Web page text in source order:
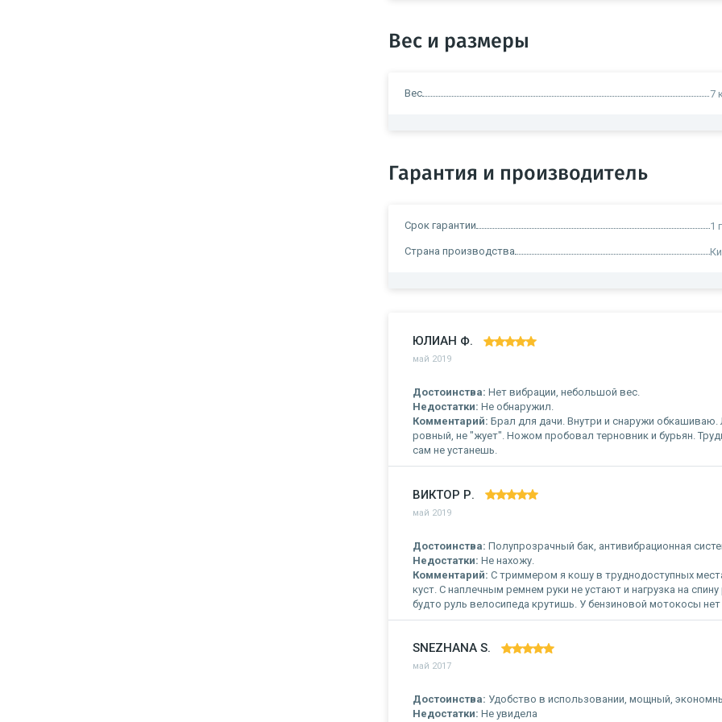
Вес и размеры
Вес 7
Гарантия и производитель
Срок гарантии 1
Страна производства
ЮЛИАН Ф.
май 2019
Достоинства: Нет вибрации, небольшой вес.
Недостатки: Не обнаружил.
Комментарий: Брал для дачи. Внутри и снаружи
ровный, не "жует". Ножом пробовал терновник и бурьян.
сам не устанешь.
ВИКТОР Р.
май 2019
Достоинства: Полупрозрачный бак, антивибрационная
Недостатки: Не нахожу.
Комментарий: С триммером я кошу в труднодоступных
куст. С наплечным ремнем руки не устают и нагрузка на
будто руль велосипеда крутишь. У бензиновой мотокосы
SNEZHANA S.
май 2017
Достоинства: Удобство в использовании, мощный,
Недостатки: Не увидела